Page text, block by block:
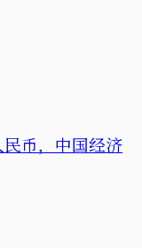
民币，中国经济